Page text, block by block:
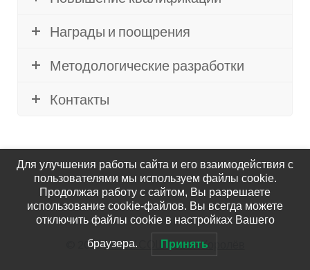
Награды и поощрения
Методологические разработки
Контакты
© 2026МБОУ СОШ №10 – Королёв
Для улучшения работы сайта и его взаимодействия с
пользователями мы используем файлы cookie.
Продолжая работу с сайтом, Вы разрешаете
использование cookie-файлов. Вы всегда можете
отключить файлы cookie в настройках Вашего
браузера. Принять